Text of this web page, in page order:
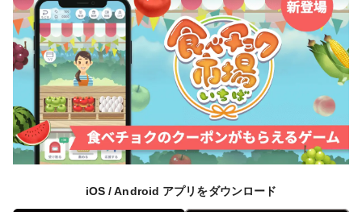
iOS / Android アプリをダウンロード